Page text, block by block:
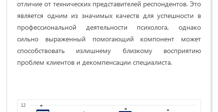
отличие от технических представителей респондентов. Это
является одним из значимых качеств для успешности в
профессиональной деятельности психолога, однако
сильно выраженный помогающий компонент может
способствовать излишнему близкому восприятию
проблем клиентов и декомпенсации специалиста.